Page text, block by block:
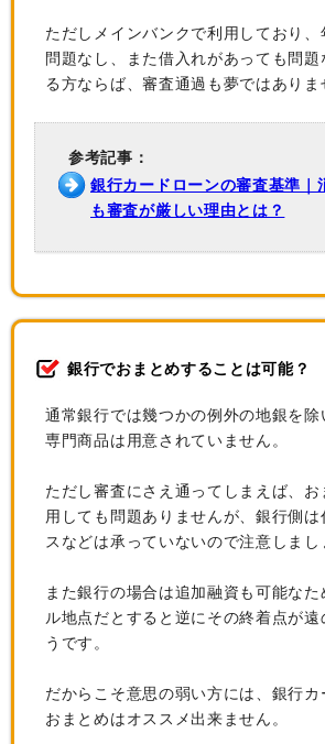
ただしメインバンクで利用しており、
問題なし、また借入れがあっても問
る方ならば、審査通過も夢ではありま
参考記事：
銀行カードローンの審査基準｜
も審査が厳しい理由とは？
銀行でおまとめすることは可能？
通常銀行では幾つかの例外の地銀を除
専門商品は用意されていません。
ただし審査にさえ通ってしまえば、お
用しても問題ありませんが、銀行側
スなどは承っていないので注意しまし
また銀行の場合は追加融資も可能な
ル地点だとすると逆にその終着点が遠
うです。
だからこそ意思の弱い方には、銀行
おまとめはオススメ出来ません。